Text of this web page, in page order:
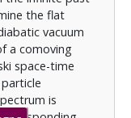
the flat
vacuum
a comoving
space-time
is